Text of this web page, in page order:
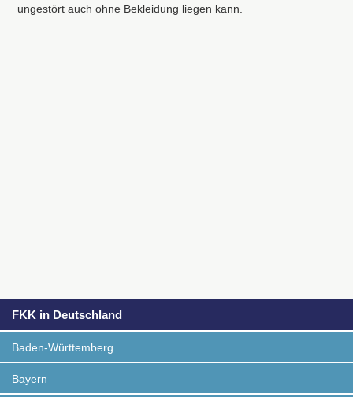
ungestört auch ohne Bekleidung liegen kann.
FKK in Deutschland
Baden-Württemberg
Bayern